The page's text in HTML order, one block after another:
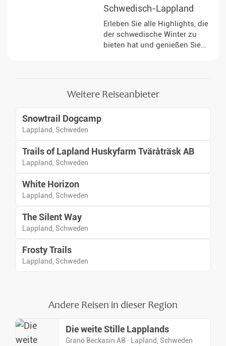
Schwedisch-Lappland
Erleben Sie alle Highlights, die
der schwedische Winter zu
bieten hat und genießen Sie
Weitere Reiseanbieter
Snowtrail Dogcamp
Lappland, Schweden
Trails of Lapland Huskyfarm Tväråträsk AB
Lappland, Schweden
White Horizon
Lappland, Schweden
The Silent Way
Lappland, Schweden
Frosty Trails
Lappland, Schweden
Andere Reisen in dieser Region
Die weite Stille Lapplands
Granö Beckasin AB · Lapland, Schweden